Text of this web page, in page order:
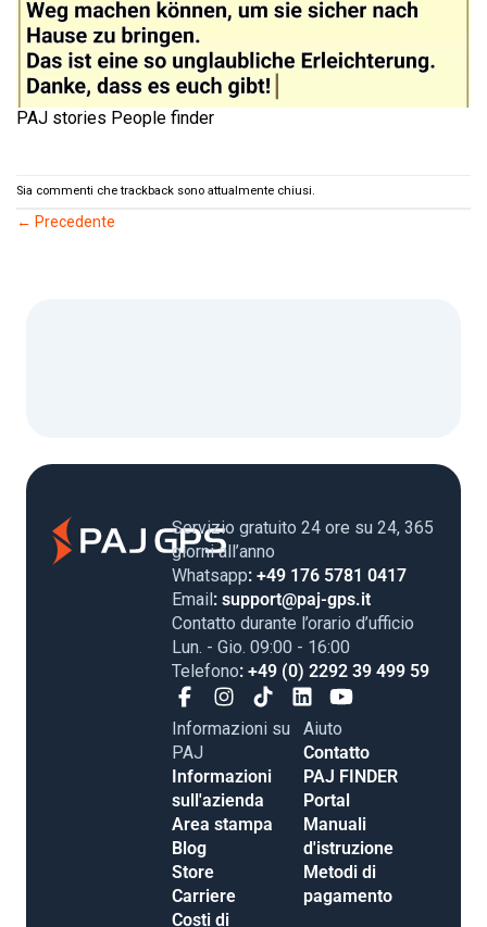
PAJ stories People finder
Sia commenti che trackback sono attualmente chiusi.
← Precedente
Servizio gratuito 24 ore su 24, 365
giorni all’anno
Whatsapp: +49 176 5781 0417
Email: support@paj-gps.it
Contatto durante l’orario d’ufficio
Lun. - Gio. 09:00 - 16:00
Telefono: +49 (0) 2292 39 499 59
Informazioni su
PAJ
Informazioni
sull'azienda
Area stampa
Blog
Store
Carriere
Costi di
Aiuto
Contatto
PAJ FINDER
Portal
Manuali
d'istruzione
Metodi di
pagamento